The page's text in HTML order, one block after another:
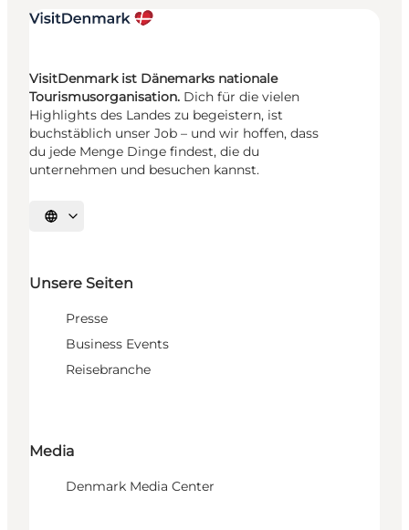
VisitDenmark ist Dänemarks nationale
Tourismusorganisation. Dich für die vielen
Highlights des Landes zu begeistern, ist
buchstäblich unser Job – und wir hoffen, dass
du jede Menge Dinge findest, die du
unternehmen und besuchen kannst.
Sprache auswählen
Unsere Seiten
Presse
Business Events
Reisebranche
Media
Denmark Media Center